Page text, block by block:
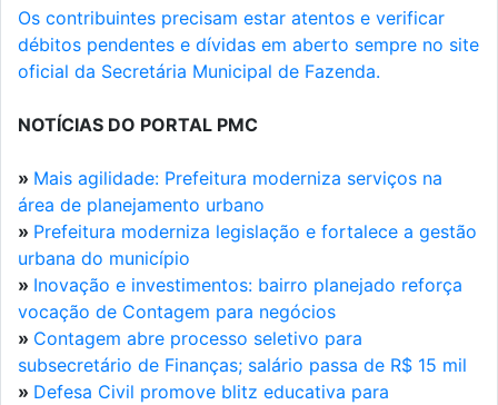
Os contribuintes precisam estar atentos e verificar
débitos pendentes e dívidas em aberto sempre no site
oficial da Secretária Municipal de Fazenda.
NOTÍCIAS DO PORTAL PMC
» Mais agilidade: Prefeitura moderniza serviços na
área de planejamento urbano
» Prefeitura moderniza legislação e fortalece a gestão
urbana do município
» Inovação e investimentos: bairro planejado reforça
vocação de Contagem para negócios
» Contagem abre processo seletivo para
subsecretário de Finanças; salário passa de R$ 15 mil
» Defesa Civil promove blitz educativa para